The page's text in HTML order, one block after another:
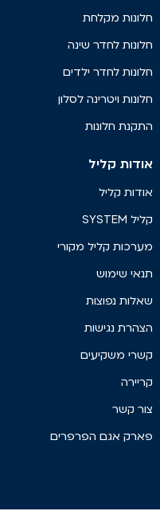
חלונות מקלחת
חלונות לחדר שינה
חלונות לחדר ילדים
חלונות ויטרינה לסלון
התקנת חלונות
אודות קליל
אודות קליל
קליל SYSTEM
מערכות קליל מקורי
תנאי שימוש
שאלות נפוצות
הצהרת נגישות
קשרי משקיעים
קריירה
צור קשר
פארק אגם הפרפרים